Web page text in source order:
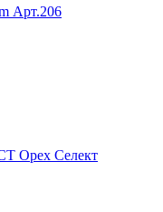
Арт.206
Орех Селект